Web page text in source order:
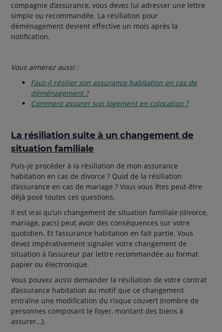
compagnie d’assurance, vous devez lui adresser une lettre
simple ou recommandée. La résiliation pour
déménagement devient effective un mois après la
notification.
Vous aimerez aussi :
Faut-il résilier son assurance habitation en cas de
déménagement ?
Comment assurer son logement en colocation ?
La résiliation suite à un changement de
situation familiale
Puis-je procéder à la résiliation de mon assurance
habitation en cas de divorce ? Quid de la résiliation
d’assurance en cas de mariage ? Vous vous êtes peut-être
déjà posé toutes ces questions.
Il est vrai qu’un changement de situation familiale (divorce,
mariage, pacs) peut avoir des conséquences sur votre
quotidien. Et l’assurance habitation en fait partie. Vous
devez impérativement signaler votre changement de
situation à l’assureur par lettre recommandée au format
papier ou électronique.
Vous pouvez aussi demander la résiliation de votre contrat
d’assurance habitation au motif que ce changement
entraîne une modification du risque couvert (nombre de
personnes composant le foyer, montant des biens à
assurer…).